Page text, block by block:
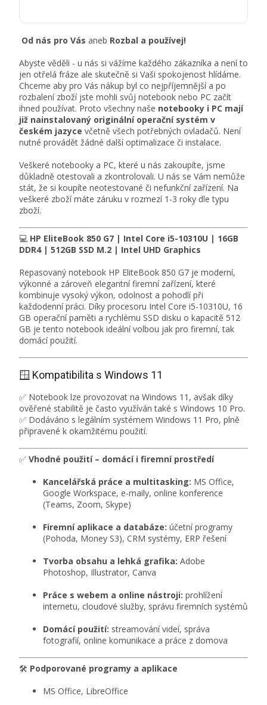
Od nás pro Vás aneb Rozbal a používej!
Abyste věděli - u nás si vážíme každého zákazníka a není to
jen otřelá fráze ale skutečně si Vaši spokojenost hlídáme.
Chceme aby pro Vás nákup byl co nejpříjemnější a po
rozbalení zboží jste mohli svůj notebook nebo PC začít
ihned používat. Proto všechny naše notebooky i PC mají
již nainstalovaný originální operační systém v
českém jazyce včetně všech potřebných ovladačů. Není
nutné provádět žádné další optimalizace či instalace.
Veškeré notebooky a PC, které u nás zakoupíte, jsme
důkladně otestovali a zkontrolovali. U nás se Vám nemůže
stát, že si koupíte neotestované či nefunkční zařízení. Na
veškeré zboží máte záruku v rozmezí 1-3 roky dle typu
zboží.
💻 HP EliteBook 850 G7 | Intel Core i5-10310U | 16GB
DDR4 | 512GB SSD M.2 | Intel UHD Graphics
Repasovaný notebook HP EliteBook 850 G7 je moderní,
výkonné a zároveň elegantní firemní zařízení, které
kombinuje vysoký výkon, odolnost a pohodlí při
každodenní práci. Díky procesoru Intel Core i5-10310U, 16
GB operační paměti a rychlému SSD disku o kapacitě 512
GB je tento notebook ideální volbou jak pro firemní, tak
domácí použití.
🪟 Kompatibilita s Windows 11
✅ Notebook lze provozovat na Windows 11, avšak díky
ověřené stabilitě je často využíván také s Windows 10 Pro.
✅ Dodáváno s legálním systémem Windows 11 Pro, plně
připravené k okamžitému použití.
✅ Vhodné použití – domácí i firemní prostředí
Kancelářská práce a multitasking: MS Office,
Google Workspace, e-maily, online konference
(Teams, Zoom, Skype)
Firemní aplikace a databáze: účetní programy
(Pohoda, Money S3), CRM systémy, ERP řešení
Tvorba obsahu a lehká grafika: Adobe
Photoshop, Illustrator, Canva
Práce s webem a online nástroji: prohlížení
internetu, cloudové služby, správu firemních systémů
Domácí použití: streamování videí, správa
fotografií, online komunikace a práce z domova
🛠️ Podporované programy a aplikace
MS Office, LibreOffice